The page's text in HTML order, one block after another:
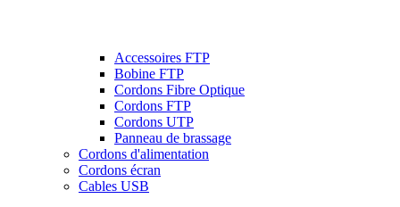
Accessoires FTP
Bobine FTP
Cordons Fibre Optique
Cordons FTP
Cordons UTP
Panneau de brassage
Cordons d'alimentation
Cordons écran
Cables USB